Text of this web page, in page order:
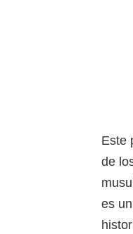
Este
de
es